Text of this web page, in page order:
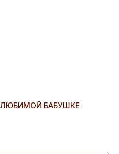
БАБУШКЕ